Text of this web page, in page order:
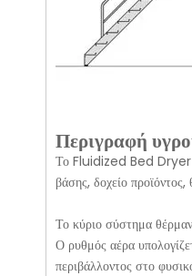
Περιγραφή
Το Fluidized Bed Dryer
βάσης, δοχείο
Το κύριο σύστημα
Ο ρυθμός αέρα
περιβάλλοντος στο